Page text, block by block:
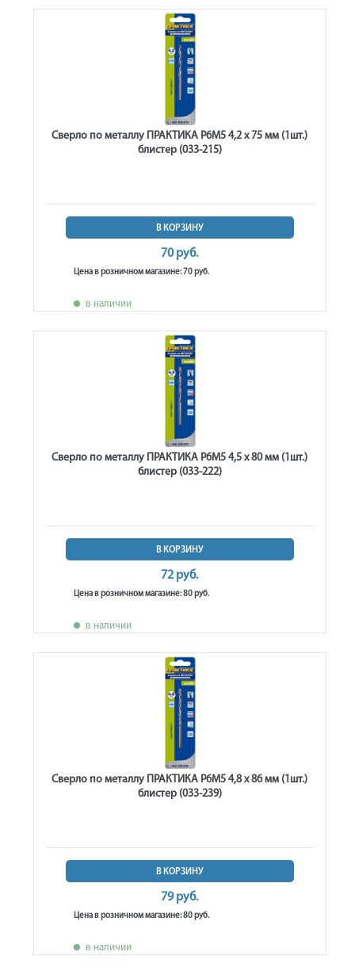
Сверло по металлу ПРАКТИКА Р6М5 4,2 х 75 мм (1шт.)
блистер (033-215)
В КОРЗИНУ
70 руб.
Цена в розничном магазине: 70 руб.
в наличии
Сверло по металлу ПРАКТИКА Р6М5 4,5 х 80 мм (1шт.)
блистер (033-222)
В КОРЗИНУ
72 руб.
Цена в розничном магазине: 80 руб.
в наличии
Сверло по металлу ПРАКТИКА Р6М5 4,8 х 86 мм (1шт.)
блистер (033-239)
В КОРЗИНУ
79 руб.
Цена в розничном магазине: 80 руб.
в наличии